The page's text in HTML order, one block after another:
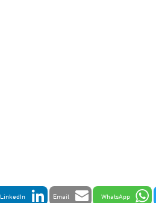
WhatsApp
Email
LinkedIn